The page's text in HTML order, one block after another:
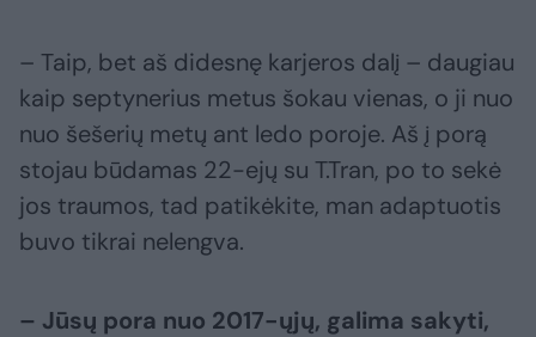
– Taip, bet aš didesnę karjeros dalį – daugiau
kaip septynerius metus šokau vienas, o ji nuo
nuo šešerių metų ant ledo poroje. Aš į porą
stojau būdamas 22-ejų su T.Tran, po to sekė
jos traumos, tad patikėkite, man adaptuotis
buvo tikrai nelengva.
– Jūsų pora nuo 2017-ųjų, galima sakyti,